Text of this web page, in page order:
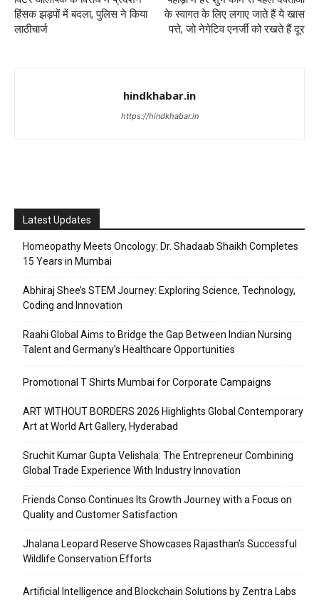
हिंसक झड़पों में बदला, पुलिस ने किया
लाठीचार्ज
के स्वागत के लिए लगाए जाते हैं ये खास
पत्ते, जो नेगेटिव एनर्जी को रखते हैं दूर
hindkhabar.in
https://hindkhabar.in
Latest Updates
Homeopathy Meets Oncology: Dr. Shadaab Shaikh Completes
15 Years in Mumbai
Abhiraj Shee’s STEM Journey: Exploring Science, Technology,
Coding and Innovation
Raahi Global Aims to Bridge the Gap Between Indian Nursing
Talent and Germany’s Healthcare Opportunities
Promotional T Shirts Mumbai for Corporate Campaigns
ART WITHOUT BORDERS 2026 Highlights Global Contemporary
Art at World Art Gallery, Hyderabad
Sruchit Kumar Gupta Velishala: The Entrepreneur Combining
Global Trade Experience With Industry Innovation
Friends Conso Continues Its Growth Journey with a Focus on
Quality and Customer Satisfaction
Jhalana Leopard Reserve Showcases Rajasthan’s Successful
Wildlife Conservation Efforts
Artificial Intelligence and Blockchain Solutions by Zentra Labs